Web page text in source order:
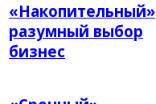
«Накопительный»
разумный выбор
бизнес